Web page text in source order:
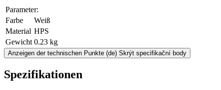
Parameter:
Farbe
Weiß
Material HPS
Gewicht 0.23 kg
Anzeigen der technischen Punkte (de) Skrýt specifikační body
Spezifikationen